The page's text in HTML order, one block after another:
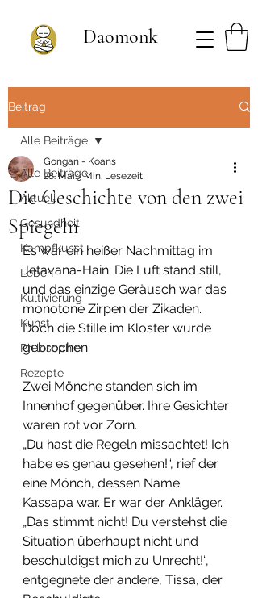
Daomonk
Beitrag
Alle Beiträge
Aktuell
Gesundheit
Kampfkunst
Leben
Kultivierung
Kunst
Philosophie
Rezepte
Alle Beiträge
Die Geschichte von den zwei
Spiegeln
Gongan - Koans
28. Mai3 Min. Lesezeit
Es war ein heißer Nachmittag im
Jetavana-Hain. Die Luft stand still,
und das einzige Geräusch war das
monotone Zirpen der Zikaden.
Doch die Stille im Kloster wurde
gebrochen.
​Zwei Mönche standen sich im
Innenhof gegenüber. Ihre Gesichter
waren rot vor Zorn.
​„Du hast die Regeln missachtet! Ich
habe es genau gesehen!“, rief der
eine Mönch, dessen Name
Kassapa war. Er war der Ankläger.
​„Das stimmt nicht! Du verstehst die
Situation überhaupt nicht und
beschuldigst mich zu Unrecht!“,
entgegnete der andere, Tissa, der